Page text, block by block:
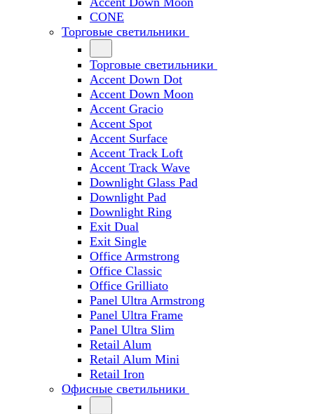
CONE
Торговые светильники
Торговые светильники
Accent Down Dot
Accent Down Moon
Accent Gracio
Accent Spot
Accent Surface
Accent Track Loft
Accent Track Wave
Downlight Glass Pad
Downlight Pad
Downlight Ring
Exit Dual
Exit Single
Office Armstrong
Office Classic
Office Grilliato
Panel Ultra Armstrong
Panel Ultra Frame
Panel Ultra Slim
Retail Alum
Retail Alum Mini
Retail Iron
Офисные светильники